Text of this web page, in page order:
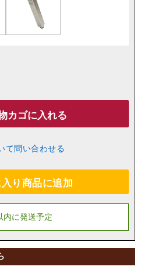
カゴに入れる
て問い合わせる
り商品に追加